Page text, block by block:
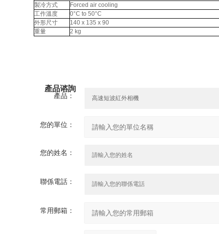
製冷方式
Forced air cooling
工作溫度
0°C to 50°C
外形尺寸
140 x 135 x 90
重量
2 kg
產品谘詢
產品：
您的單位：
您的姓名：
聯係電話：
常用郵箱：